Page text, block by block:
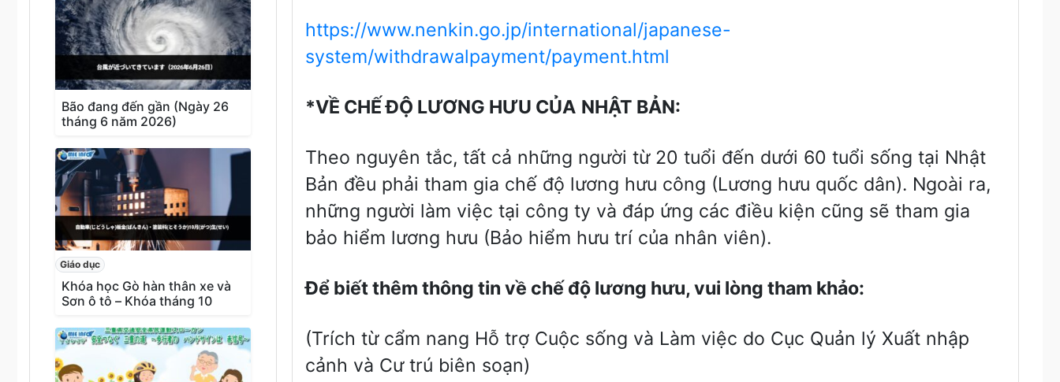
Bão đang đến gần (Ngày 26
tháng 6 năm 2026)
Giáo dục
Khóa học Gò hàn thân xe và
Sơn ô tô – Khóa tháng 10
https://www.nenkin.go.jp/international/japanese-
system/withdrawalpayment/payment.html
*VỀ CHẾĐỘ LƯƠNG HƯU CỦA NHẬT BẢN:
Theo nguyên tắc, tất cả những người từ 20 tuổi đến dưới 60 tuổi sống tại Nhật
Bản đều phải tham gia chế độ lương hưu công (Lương hưu quốc dân). Ngoài ra,
những người làm việc tại công ty và đáp ứng các điều kiện cũng sẽ tham gia
bảo hiểm lương hưu (Bảo hiểm hưu trí của nhân viên).
Đểbiết thêm thông tin về chếđộlương hưu, vui lòng tham khảo:
(Trích từ cẩm nang Hỗ trợ Cuộc sống và Làm việc do Cục Quản lý Xuất nhập
cảnh và Cư trú biên soạn)